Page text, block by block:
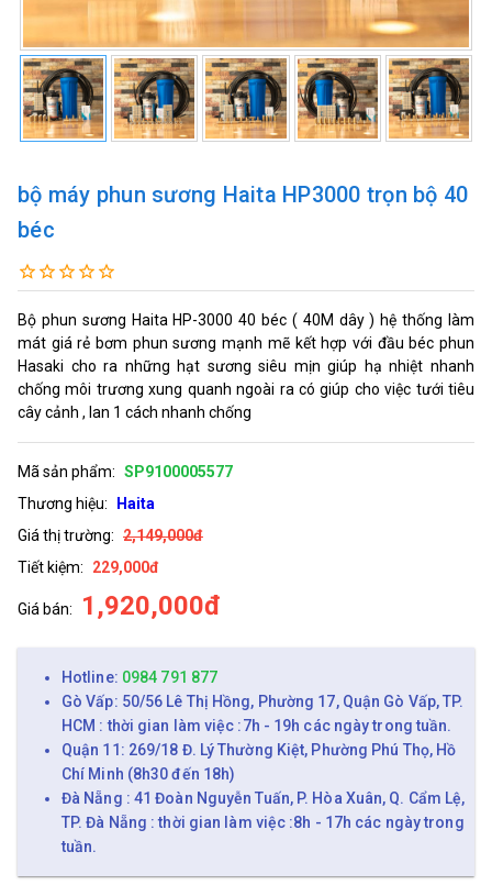
bộ máy phun sương Haita HP3000 trọn bộ 40
béc
Bộ phun sương Haita HP-3000 40 béc ( 40M dây ) hệ thống làm
mát giá rẻ bơm phun sương mạnh mẽ kết hợp với đầu béc phun
Hasaki cho ra những hạt sương siêu mịn giúp hạ nhiệt nhanh
chống môi trương xung quanh ngoài ra có giúp cho việc tưới tiêu
cây cảnh , lan 1 cách nhanh chống
Mã sản phẩm: SP9100005577
Thương hiệu:
Haita
Giá thị trường: 2,149,000đ
Tiết kiệm:
229,000đ
Giá bán: 1,920,000đ
Hotline: 0984 791 877
Gò Vấp: 50/56 Lê Thị Hồng, Phường 17, Quận Gò Vấp, TP.
HCM : thời gian làm việc :7h - 19h các ngày trong tuần.
Quận 11: 269/18 Đ. Lý Thường Kiệt, Phường Phú Thọ, Hồ
Chí Minh (8h30 đến 18h)
Đà Nẵng : 41 Đoàn Nguyễn Tuấn, P. Hòa Xuân, Q. Cẩm Lệ,
TP. Đà Nẵng : thời gian làm việc :8h - 17h các ngày trong
tuần.